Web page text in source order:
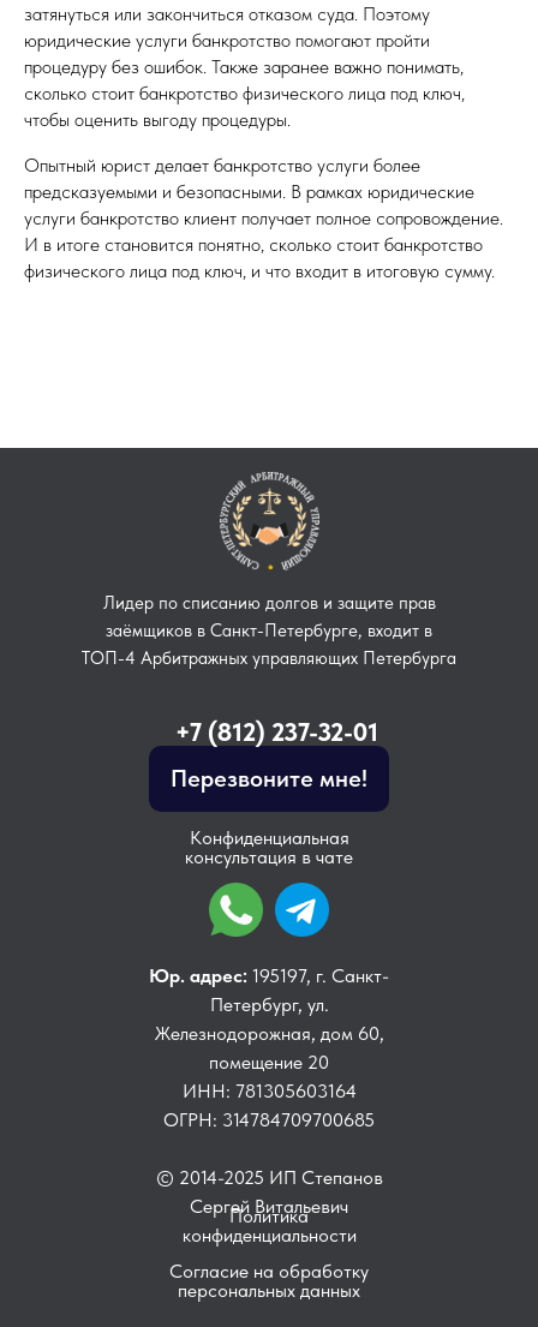
затянуться или закончиться отказом суда. Поэтому
юридические услуги банкротство помогают пройти
процедуру без ошибок. Также заранее важно понимать,
сколько стоит банкротство физического лица под ключ,
чтобы оценить выгоду процедуры.
Опытный юрист делает банкротство услуги более
предсказуемыми и безопасными. В рамках юридические
услуги банкротство клиент получает полное сопровождение.
И в итоге становится понятно, сколько стоит банкротство
физического лица под ключ, и что входит в итоговую сумму.
Политика
конфиденциальности
Согласие на обработку
персональных данных
Лидер по списанию долгов и защите прав
заёмщиков в Санкт-Петербурге, входит в
ТОП-4 Арбитражных управляющих Петербурга
Конфиденциальная
консультация в чате
Перезвоните мне!
+7 (812) 237-32-01
Юр. адрес: 195197, г. Санкт-
Петербург, ул.
Железнодорожная, дом 60,
помещение 20
ИНН: 781305603164
ОГРН: 314784709700685
© 2014-2025 ИП Степанов
Сергей Витальевич